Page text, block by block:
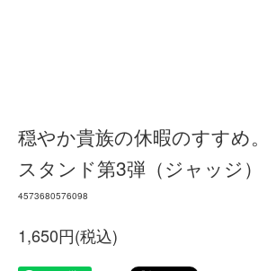
穏やか貴族の休暇のすす
スタンド第3弾（ジャッジ）
4573680576098
1,650円(税込)